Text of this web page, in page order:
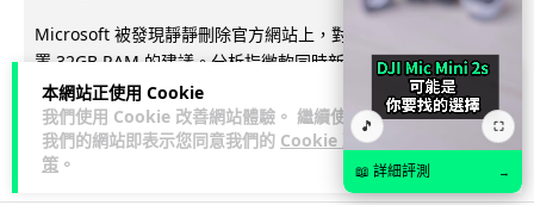
本網站正使用 Cookie
我們使用 Cookie 改善網站體驗。 繼續使用
我們的網站即表示您同意我們的 Cookie 政
策 。
Microsoft 被發現靜靜刪除官方網站上，對遊戲玩家要為電腦配
置 32GB RAM 的建議。分析指微軟同時新推出的 8GB RAM 入
門... 閱讀全文
171 16 ↗ 分享
🎵 ⛶
📖 詳細評測 →